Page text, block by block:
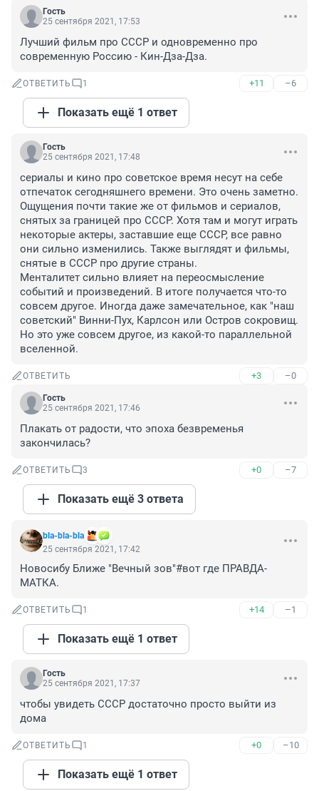
Гость
25 сентября 2021, 17:53
Лучший фильм про СССР и одновременно про
современную Россию - Кин-Дза-Дза.
ОТВЕТИТЬ 1 +11 –6
Показать ещё 1 ответ
Гость
25 сентября 2021, 17:48
сериалы и кино про советское время несут на себе
отпечаток сегодняшнего времени. Это очень заметно.
Ощущения почти такие же от фильмов и сериалов,
снятых за границей про СССР. Хотя там и могут играть
некоторые актеры, заставшие еще СССР, все равно
они сильно изменились. Также выглядят и фильмы,
снятые в СССР про другие страны.
Менталитет сильно влияет на переосмысление
событий и произведений. В итоге получается что-то
совсем другое. Иногда даже замечательное, как "наш
советский" Винни-Пух, Карлсон или Остров сокровищ.
Но это уже совсем другое, из какой-то параллельной
вселенной.
ОТВЕТИТЬ +3 –0
Гость
25 сентября 2021, 17:46
Плакать от радости, что эпоха безвременья
закончилась?
ОТВЕТИТЬ 3 +0 –7
Показать ещё 3 ответа
bla-bla-bla
25 сентября 2021, 17:42
Новосибу Ближе "Вечный зов"#вот где ПРАВДА-
МАТКА.
ОТВЕТИТЬ 1 +14 –1
Показать ещё 1 ответ
Гость
25 сентября 2021, 17:37
чтобы увидеть СССР достаточно просто выйти из
дома
ОТВЕТИТЬ 1 +0 –10
Показать ещё 1 ответ